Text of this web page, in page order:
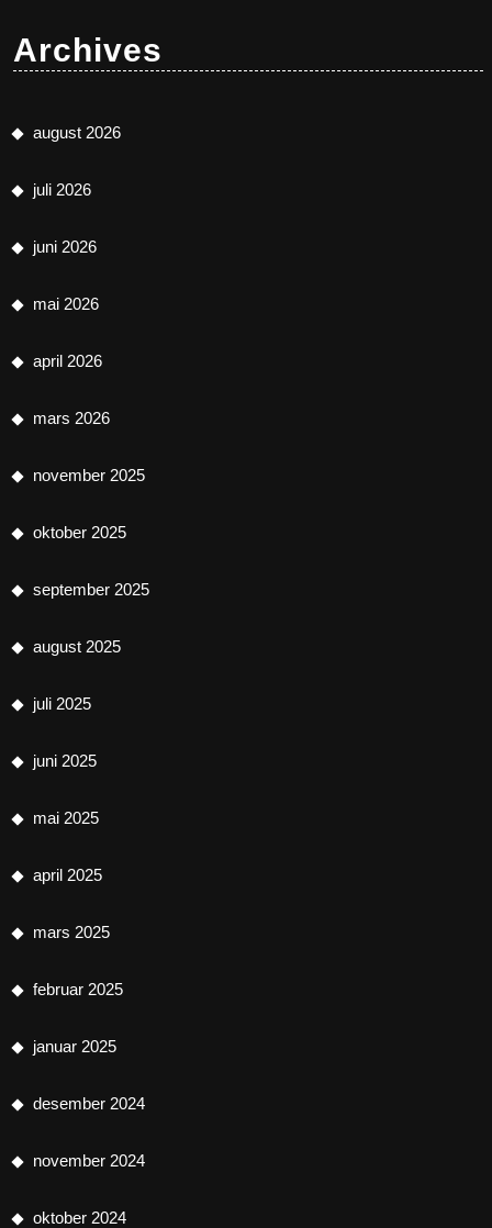
Archives
august 2026
juli 2026
juni 2026
mai 2026
april 2026
mars 2026
november 2025
oktober 2025
september 2025
august 2025
juli 2025
juni 2025
mai 2025
april 2025
mars 2025
februar 2025
januar 2025
desember 2024
november 2024
oktober 2024